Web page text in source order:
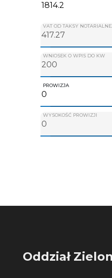
VAT OD TAKSY
WNIOSEK O WPIS DO KW
PROWIZJA
WYSOKOŚĆ PROWIZJI
Oddział